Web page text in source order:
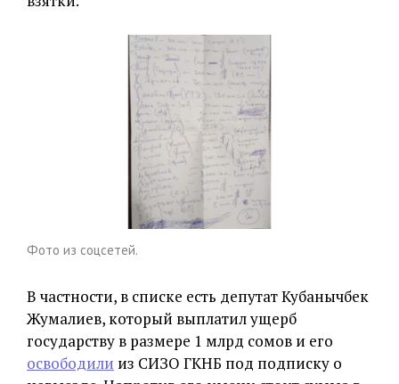
Фото из соцсетей.
В частности, в списке есть депутат Кубанычбек
Жумалиев, который выплатил ущерб
государству в размере 1 млрд сомов и его
освободили из СИЗО ГКНБ под подписку о